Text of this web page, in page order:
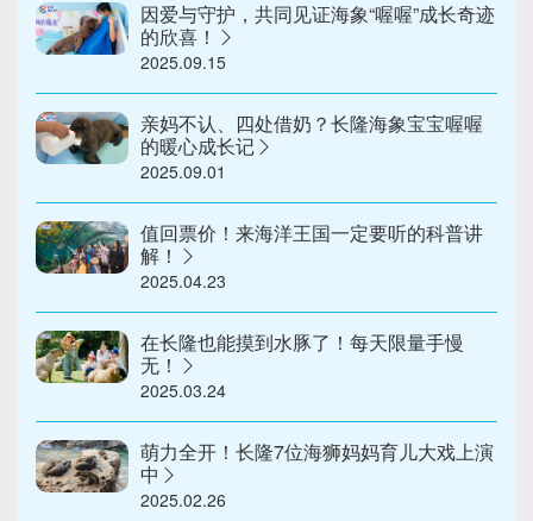
因爱与守护，共同见证海象“喔喔”成长奇迹
的欣喜！
2025.09.15
亲妈不认、四处借奶？长隆海象宝宝喔喔
的暖心成长记
2025.09.01
值回票价！来海洋王国一定要听的科普讲
解！
2025.04.23
在长隆也能摸到水豚了！每天限量手慢
无！
2025.03.24
萌力全开！长隆7位海狮妈妈育儿大戏上演
中
2025.02.26